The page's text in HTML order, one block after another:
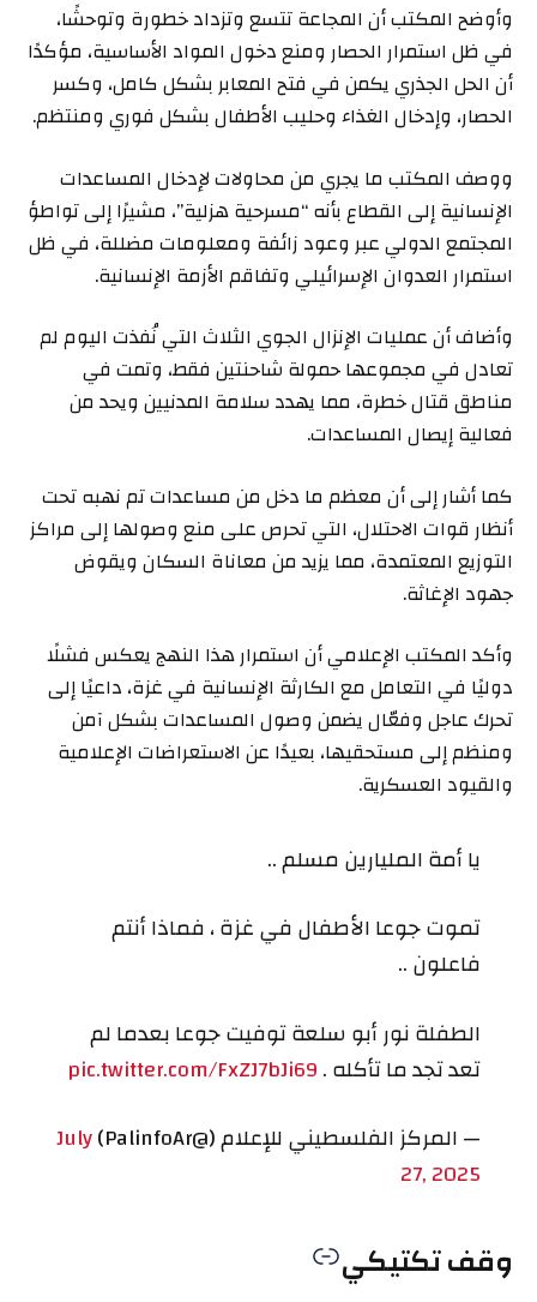
وأوضح المكتب أن المجاعة تتسع وتزداد خطورة وتوحشًا،
في ظل استمرار الحصار ومنع دخول المواد الأساسية، مؤكدًا
أن الحل الجذري يكمن في فتح المعابر بشكل كامل، وكسر
الحصار، وإدخال الغذاء وحليب الأطفال بشكل فوري ومنتظم.
ووصف المكتب ما يجري من محاولات لإدخال المساعدات
الإنسانية إلى القطاع بأنه “مسرحية هزلية”، مشيرًا إلى تواطؤ
المجتمع الدولي عبر وعود زائفة ومعلومات مضللة، في ظل
استمرار العدوان الإسرائيلي وتفاقم الأزمة الإنسانية.
وأضاف أن عمليات الإنزال الجوي الثلاث التي نُفذت اليوم لم
تعادل في مجموعها حمولة شاحنتين فقط، وتمت في
مناطق قتال خطرة، مما يهدد سلامة المدنيين ويحد من
فعالية إيصال المساعدات.
كما أشار إلى أن معظم ما دخل من مساعدات تم نهبه تحت
أنظار قوات الاحتلال، التي تحرص على منع وصولها إلى مراكز
التوزيع المعتمدة، مما يزيد من معاناة السكان ويقوض
جهود الإغاثة.
وأكد المكتب الإعلامي أن استمرار هذا النهج يعكس فشلًا
دوليًا في التعامل مع الكارثة الإنسانية في غزة، داعيًا إلى
تحرك عاجل وفعّال يضمن وصول المساعدات بشكل آمن
ومنظم إلى مستحقيها، بعيدًا عن الاستعراضات الإعلامية
والقيود العسكرية.
يا أمة المليارين مسلم ..
تموت جوعا الأطفال في غزة ، فماذا أنتم
فاعلون ..
الطفلة نور أبو سلعة توفيت جوعا بعدما لم
تعد تجد ما تأكله .pic.twitter.com/FxZJ7bJi69
— المركز الفلسطيني للإعلام (@PalinfoAr)
July
27, 2025
وقف تكتيكي